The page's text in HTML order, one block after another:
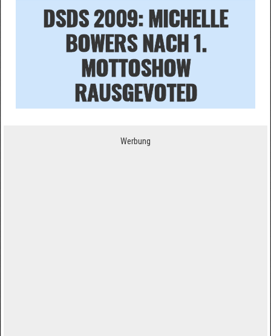
DSDS 2009: MICHELLE
BOWERS NACH 1.
MOTTOSHOW
RAUSGEVOTED
Werbung